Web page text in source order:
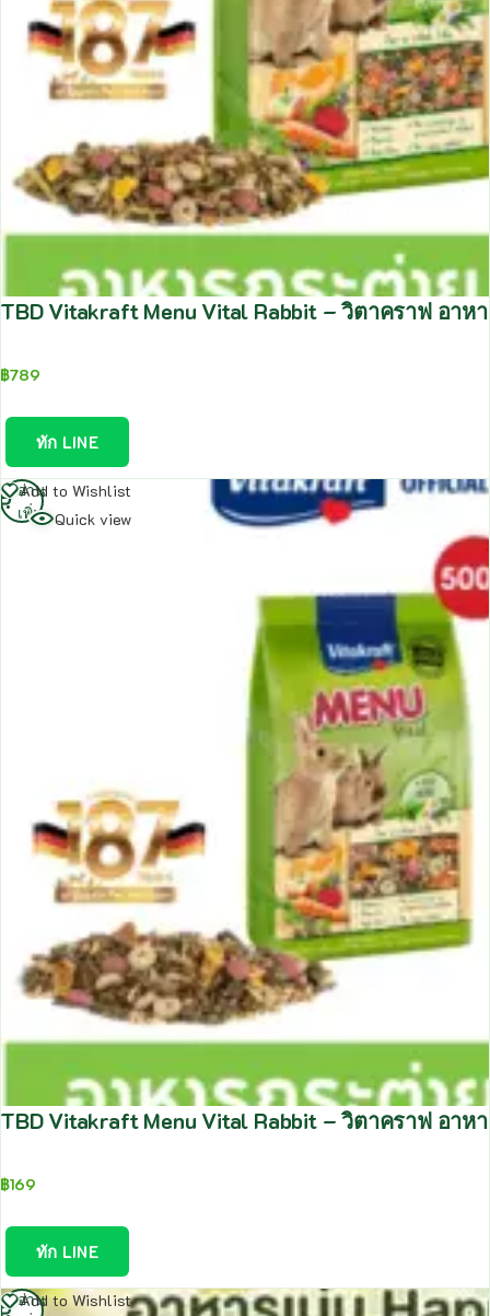
TBD Vitakraft Menu Vital Rabbit – วิตาคราฟ อาห
฿789
ทัก LINE
Add to Wishlist
Quick view
TBD Vitakraft Menu Vital Rabbit – วิตาคราฟ อา
฿169
ทัก LINE
อ่าน
เพิ่ม
Add to Wishlist
อ่าน